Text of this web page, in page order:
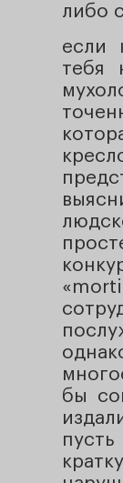
либо
если
тебя
бы